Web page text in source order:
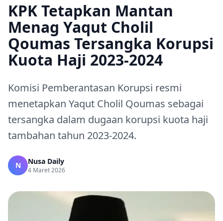
KPK Tetapkan Mantan
Menag Yaqut Cholil
Qoumas Tersangka Korupsi
Kuota Haji 2023-2024
Komisi Pemberantasan Korupsi resmi
menetapkan Yaqut Cholil Qoumas sebagai
tersangka dalam dugaan korupsi kuota haji
tambahan tahun 2023-2024.
N Nusa Daily
4 Maret 2026